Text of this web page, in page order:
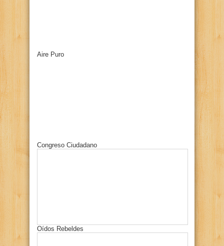
Aire Puro
Congreso Ciudadano
Oídos Rebeldes